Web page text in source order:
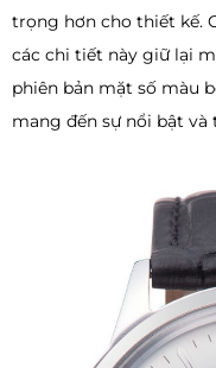
trọng hơn cho thiết kế.
các chi tiết này giữ lại
phiên bản mặt số màu
mang đến sự nổi bật và